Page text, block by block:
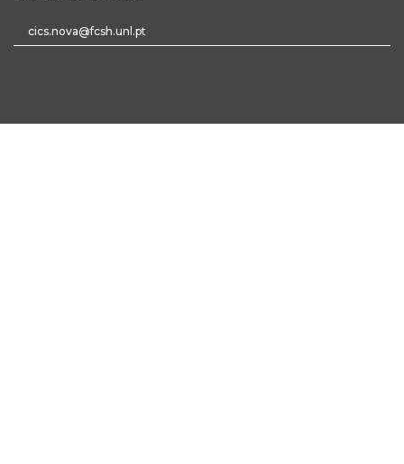
cics.nova@fcsh.unl.pt